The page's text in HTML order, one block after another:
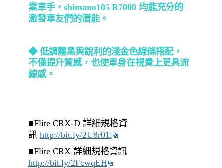
業車手， shimano105 R7000 均能充分的
激發車友們的潛能。
◆ 低調霧黑與銳利的淺金色線條搭配，
不僅提升質感，也使車身在視覺上更具流
線感。
■Flite CRX-D 詳細規格資
訊 http://bit.ly/2U8r01l
■Flite CRX 詳細規格資訊
http://bit.ly/2FcwqEH